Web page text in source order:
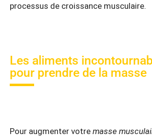
processus de croissance musculaire.
Les aliments
pour prendre de la masse
Pour augmenter votre masse